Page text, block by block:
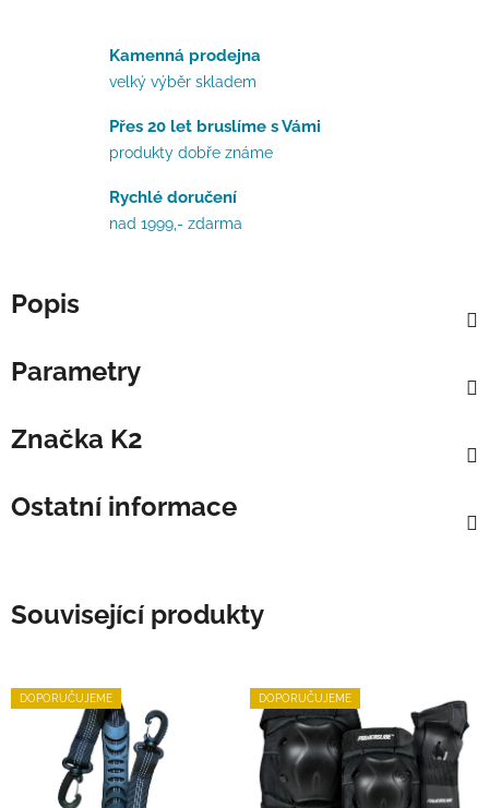
Kamenná prodejna
velký výběr skladem
Přes 20 let bruslíme s Vámi
produkty dobře známe
Rychlé doručení
nad 1999,- zdarma
Popis
Parametry
Značka K2
Ostatní informace
Související produkty
DOPORUČUJEME DOPORUČUJEME